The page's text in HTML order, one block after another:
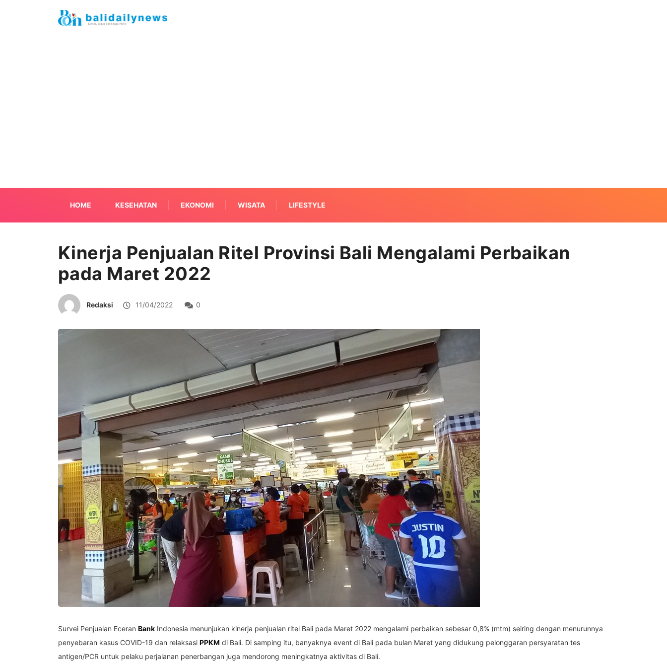
HOME KESEHATAN EKONOMI WISATA LIFESTYLE
Kinerja Penjualan Ritel Provinsi Bali Mengalami Perbaikan
pada Maret 2022
Redaksi 11/04/2022 0
Survei Penjualan Eceran Bank Indonesia menunjukan kinerja penjualan ritel Bali pada Maret 2022 mengalami perbaikan sebesar 0,8% (mtm) seiring dengan menurunnya
penyebaran kasus COVID-19 dan relaksasi PPKM di Bali. Di samping itu, banyaknya event di Bali pada bulan Maret yang didukung pelonggaran persyaratan tes
antigen/PCR untuk pelaku perjalanan penerbangan juga mendorong meningkatnya aktivitas di Bali.